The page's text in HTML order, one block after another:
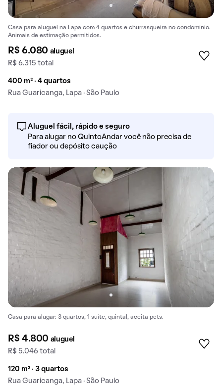
Casa para aluguel na Lapa com 4 quartos e churrasqueira no condomínio.
Animais de estimação permitidos.
R$ 6.080 aluguel
R$ 6.315 total
400 m² · 4 quartos
Rua Guaricanga, Lapa · São Paulo
Aluguel fácil, rápido e seguro
Para alugar no QuintoAndar você não precisa de
fiador ou depósito caução
Casa para alugar: 3 quartos, 1 suíte, quintal, aceita pets.
R$ 4.800 aluguel
R$ 5.046 total
120 m² · 3 quartos
Rua Guaricanga, Lapa · São Paulo